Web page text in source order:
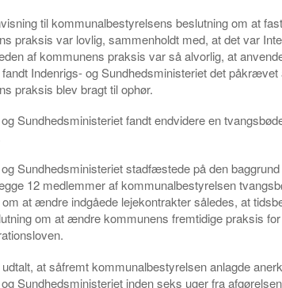
til kommunalbestyrelsens beslutning om at
praksis var lovlig, sammenholdt med, at det var
af kommunens praksis var så alvorlig, at
Indenrigs- og Sundhedsministeriet det påkrævet
praksis blev bragt til ophør.
Sundhedsministeriet fandt endvidere en
Sundhedsministeriet stadfæstede på den
12 medlemmer af kommunalbestyrelsen
at ændre indgåede lejekontrakter således, at
om at ændre kommunens fremtidige praksis
at såfremt kommunalbestyrelsen anlagde
Sundhedsministeriet inden seks uger fra